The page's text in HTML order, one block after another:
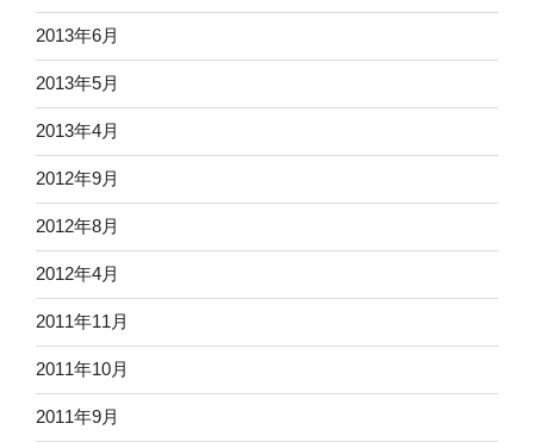
2013年6月
2013年5月
2013年4月
2012年9月
2012年8月
2012年4月
2011年11月
2011年10月
2011年9月